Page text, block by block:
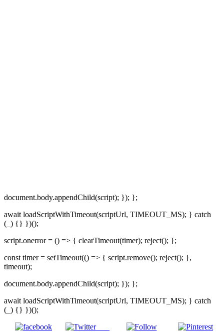
document.body.appendChild(script); }); };
await loadScriptWithTimeout(scriptUrl, TIMEOUT_MS); } catch
(_) {} })();
script.onerror = () => { clearTimeout(timer); reject(); };
const timer = setTimeout(() => { script.remove(); reject(); },
timeout);
document.body.appendChild(script); }); };
await loadScriptWithTimeout(scriptUrl, TIMEOUT_MS); } catch
(_) {} })();
Post